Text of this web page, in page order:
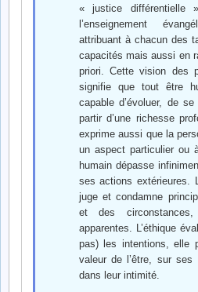
« justice différentielle
l’enseignement
attribuant à chacun des
capacités mais aussi en
priori. Cette vision des
signifie que tout être
capable d’évoluer, de
partir d’une richesse
exprime aussi que la
un aspect particulier ou
humain dépasse
ses actions extérieures.
juge et condamne
et des
apparentes. L’éthique
pas) les intentions, elle
valeur de l’être, sur
dans leur intimité.